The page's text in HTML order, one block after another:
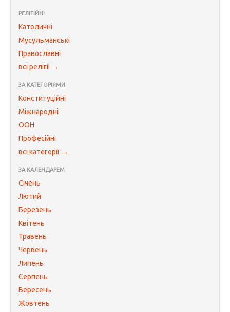
РЕЛІГІЙНІ
Католичні
Мусульманські
Православні
всі релігії →
ЗА КАТЕГОРІЯМИ
Конституційні
Міжнародні
ООН
Професійні
всі категорії →
ЗА КАЛЕНДАРЕМ
Січень
Лютий
Березень
Квітень
Травень
Червень
Липень
Серпень
Вересень
Жовтень